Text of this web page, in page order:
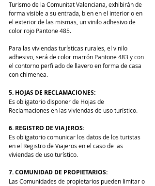
Turismo de la Comunitat Valenciana, exhibirán de
forma visible a su entrada, bien en el interior o en
el exterior de las mismas, un vinilo adhesivo de
color rojo Pantone 485.
Para las viviendas turísticas rurales, el vinilo
adhesivo, será de color marrón Pantone 483 y con
el contorno perfilado de llavero en forma de casa
con chimenea.
5. HOJAS DE RECLAMACIONES:
Es obligatorio disponer de Hojas de
Reclamaciones en las viviendas de uso turístico.
6. REGISTRO DE VIAJEROS:
Es obligatorio comunicar los datos de los turistas
en el Registro de Viajeros en el caso de las
viviendas de uso turístico.
7. COMUNIDAD DE PROPIETARIOS:
Las Comunidades de propietarios pueden limitar o